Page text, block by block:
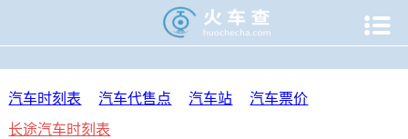

汽车时刻表 汽车代售点 汽车站
汽车票价
长途汽车时刻表